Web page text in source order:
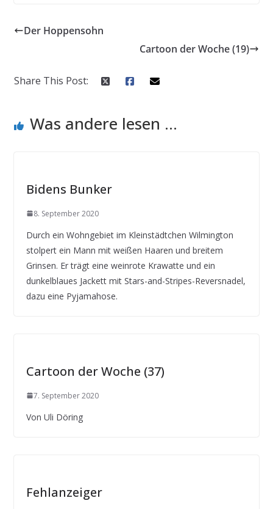
Der Hoppensohn
Cartoon der Woche (19)
Share This Post:
Was andere lesen ...
Bidens Bunker
8. September 2020
Durch ein Wohngebiet im Kleinstädtchen Wilmington
stolpert ein Mann mit weißen Haaren und breitem
Grinsen. Er trägt eine weinrote Krawatte und ein
dunkelblaues Jackett mit Stars-and-Stripes-Reversnadel,
dazu eine Pyjamahose.
Cartoon der Woche (37)
7. September 2020
Von Uli Döring
Fehlanzeiger